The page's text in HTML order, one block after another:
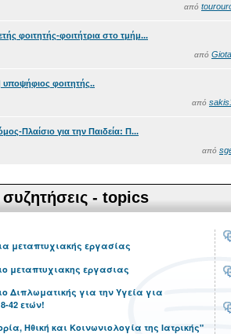
από
φοιτητής-φοιτήτρια στο τμήμ...
από
φοιτητής..
από
Πλαίσιο για την Παιδεία: Π...
από
- topics
μεταπτυχιακής εργασίας
μεταπτυχιακης εργασιας
Διπλωματικής για την Υγεία για
42 ετών!
Ηθική και Κοινωνιολογία της Ιατρικής"